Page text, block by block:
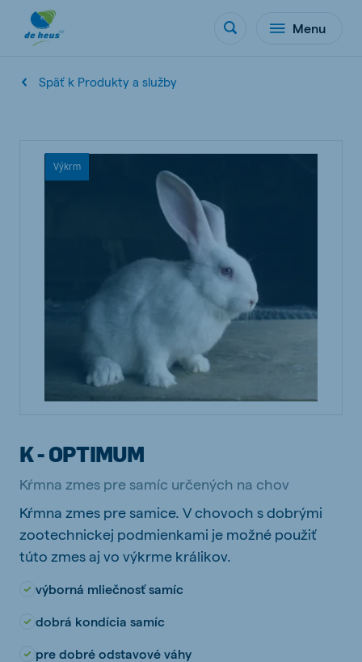
Menu
Späť k Produkty a služby
Výkrm
K - OPTIMUM
Kŕmna zmes pre samíc určených na chov
Kŕmna zmes pre samice. V chovoch s dobrými
zootechnickej podmienkami je možné použiť
túto zmes aj vo výkrme králikov.
výborná mliečnosť samíc
dobrá kondícia samíc
pre dobré odstavové váhy